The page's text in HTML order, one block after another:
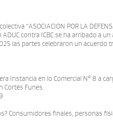
“ASOCIACION POR LA
contra ICBC se ha arribado a
las partes celebraron un
Instancia en lo Comercial N° 8 a
Cortés Funes.
Consumidores finales, personas